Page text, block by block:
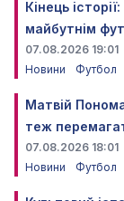
Кінець
майбутнім
07.08.2026 19:01
Новини
Футбол
Матвій
теж
07.08.2026 18:01
Новини
Футбол